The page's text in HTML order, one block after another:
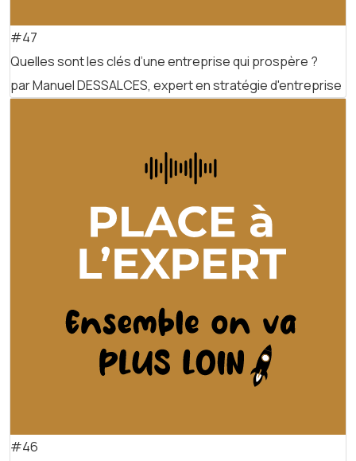
#47
Quelles sont les clés d’une entreprise qui prospère ?
par Manuel DESSALCES, expert en stratégie d'entreprise
#46